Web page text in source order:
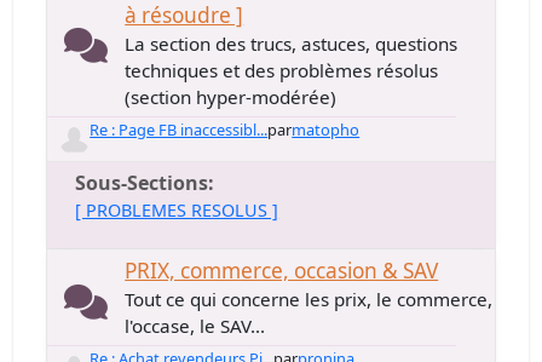
à résoudre ]
La section des trucs, astuces, questions
techniques et des problèmes résolus
(section hyper-modérée)
Re : Page FB inaccessibl...parmatopho
Sous-Sections
[ PROBLEMES RESOLUS ]
PRIX, commerce, occasion & SAV
Tout ce qui concerne les prix, le commerce,
l'occase, le SAV...